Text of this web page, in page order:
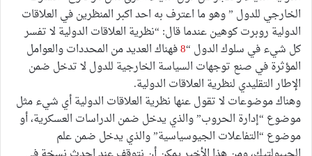
الخارجي للدول ” وهو ما اعترف به احد اكبر المنظرين في العلاقات
الدولية روبرت كوهين عندما قال: “نظرية العلاقات الدولية لا تفسر
كل شيء في سلوك الدول “8فهناك العديد من المحددات والعوامل
المؤثرة في صنع توجهات السياسة الخارجية للدول لا تدخل ضمن
الإطار التقليدي لنظرية العلاقات الدولية.
وهناك موضوعات لا تقول عنها نظرية العلاقات الدولية أي شيء مثل
موضوع “إدارة الحروب” والذي يدخل ضمن الدراسات العسكرية، أو
موضوع “التفاعلات الجيوسياسية” والذي يدخل ضمن علم